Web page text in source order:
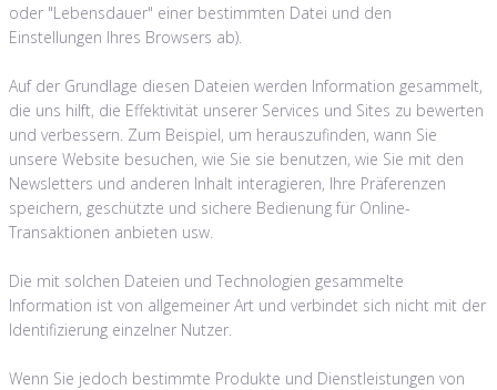
oder "Lebensdauer" einer bestimmten Datei und den
Einstellungen Ihres Browsers ab).
Auf der Grundlage diesen Dateien werden Information gesammelt,
die uns hilft, die Effektivität unserer Services und Sites zu bewerten
und verbessern. Zum Beispiel, um herauszufinden, wann Sie
unsere Website besuchen, wie Sie sie benutzen, wie Sie mit den
Newsletters und anderen Inhalt interagieren, Ihre Präferenzen
speichern, geschützte und sichere Bedienung für Online-
Transaktionen anbieten usw.
Die mit solchen Dateien und Technologien gesammelte
Information ist von allgemeiner Art und verbindet sich nicht mit der
Identifizierung einzelner Nutzer.
Wenn Sie jedoch bestimmte Produkte und Dienstleistungen von